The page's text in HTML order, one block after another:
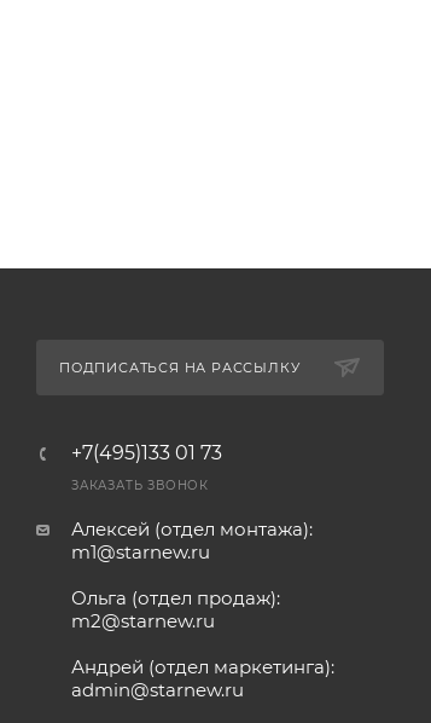
ПОДПИСАТЬСЯ НА РАССЫЛКУ
+7(495)133 01 73
ЗАКАЗАТЬ ЗВОНОК
Алексей (отдел монтажа):
m1@starnew.ru
Ольга (отдел продаж):
m2@starnew.ru
Андрей (отдел маркетинга):
admin@starnew.ru